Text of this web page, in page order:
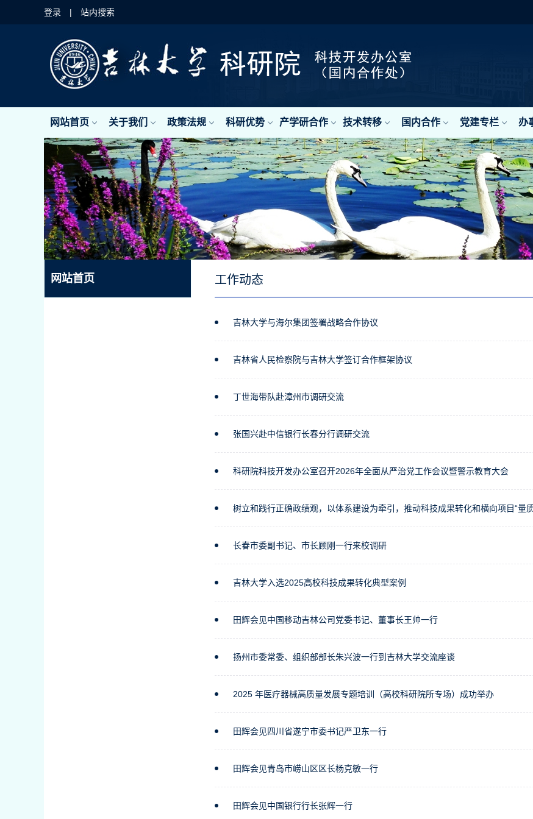
登录 | 站内搜索
网站首页 关于我们 政策法规 科研优势 产学研合作 技术转移 国内合作 党建专栏 办
网站首页 工作动态
吉林大学与海尔集团签署战略合作协议
吉林省人民检察院与吉林大学签订合作框架协议
丁世海带队赴漳州市调研交流
张国兴赴中信银行长春分行调研交流
科研院科技开发办公室召开2026年全面从严治党工作会议暨警示教育大会
树立和践行正确政绩观，以体系建设为牵引，推动科技成果转化和横向项目“量
长春市委副书记、市长顾刚一行来校调研
吉林大学入选2025高校科技成果转化典型案例
田辉会见中国移动吉林公司党委书记、董事长王帅一行
扬州市委常委、组织部部长朱兴波一行到吉林大学交流座谈
2025 年医疗器械高质量发展专题培训（高校科研院所专场）成功举办
田辉会见四川省遂宁市委书记严卫东一行
田辉会见青岛市崂山区区长杨克敏一行
田辉会见中国银行行长张辉一行